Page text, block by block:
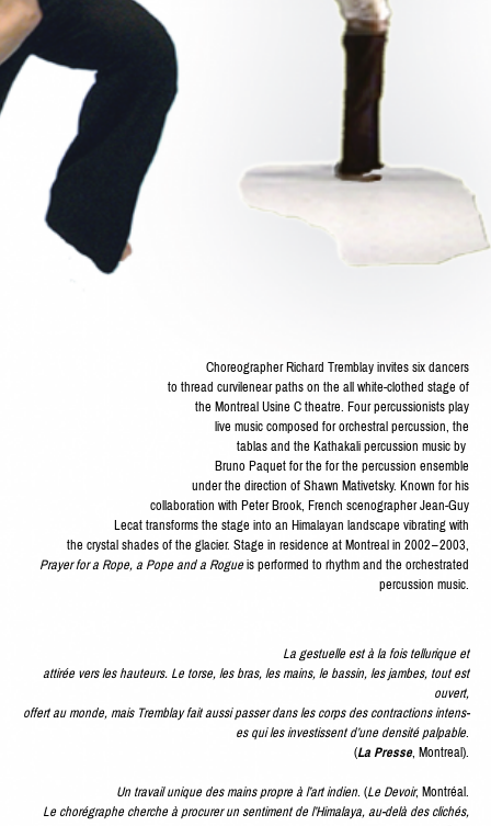
Chore­o­g­ra­ph­er Richard Trem­blay invites six dancers
to thread curvile­n­ear paths on the all white-clothed stage of
the Mon­tre­al Usine C the­atre. Four per­cus­sion­ists play
live music com­posed for orches­tral per­cus­sion, the
tablas and the Kathakali per­cus­sion music by
Bruno Paquet for the for the per­cus­sion ensemble
under the direc­tion of Shawn Mativet­sky. Known for his
col­lab­o­ra­tion with Peter Brook, French scenog­ra­ph­er Jean-Guy
Lecat trans­forms the stage into an Himalayan land­scape vibrat­ing with
the crys­tal shades of the glac­i­er. Stage in res­i­dence at Mon­tre­al in2002–2003,
Prayer for a Rope, a Pope and a Rogueis per­formed to rhythm and the orches­trat­ed
per­cus­sion music.
La gestuelle est à la fois tel­lurique et
attirée vers les hau­teurs. Le torse, les bras, les mains, le bassin, les jambes, tout est
ouvert,
offert au monde, mais Trem­blay fait aus­si pass­er dans les corps des con­trac­tions intens­
es qui les investis­sent d’une den­sité pal­pa­ble.
(La Presse, Mon­tre­al).
Un tra­vail unique des mains pro­pre à l’art indi­en. (Le Devoir, Mon­tréal.
Le choré­graphe cherche à pro­cur­er un sen­ti­ment de l’Himalaya, au-delà des clichés,